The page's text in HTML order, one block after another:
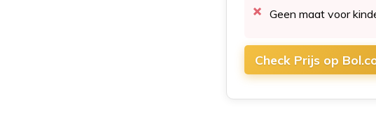
Geen maat voor
Check Prijs op